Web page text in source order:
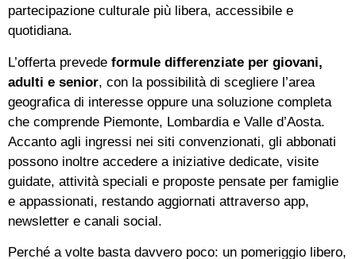
partecipazione culturale più libera, accessibile e
quotidiana.
L’offerta prevede formule differenziate per giovani,
adulti e senior, con la possibilità di scegliere l’area
geografica di interesse oppure una soluzione completa
che comprende Piemonte, Lombardia e Valle d’Aosta.
Accanto agli ingressi nei siti convenzionati, gli abbonati
possono inoltre accedere a iniziative dedicate, visite
guidate, attività speciali e proposte pensate per famiglie
e appassionati, restando aggiornati attraverso app,
newsletter e canali social.
Perché a volte basta davvero poco: un pomeriggio libero,